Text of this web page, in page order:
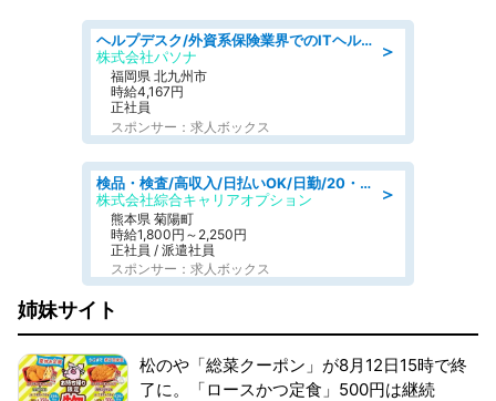
＞
ヘルプデスク/外資系保険業界でのITヘルプデスク業務/駅近/即日勤務可/ヘルプデスク
株式会社パソナ
福岡県 北九州市
時給4,167円
正社員
スポンサー：求人ボックス
＞
検品・検査/高収入/日払いOK/日勤/20・30・40代活躍中/製造 工場
株式会社綜合キャリアオプション
熊本県 菊陽町
時給1,800円～2,250円
正社員 / 派遣社員
スポンサー：求人ボックス
姉妹サイト
松のや「総菜クーポン」が8月12日15時で終
了に。「ロースかつ定食」500円は継続